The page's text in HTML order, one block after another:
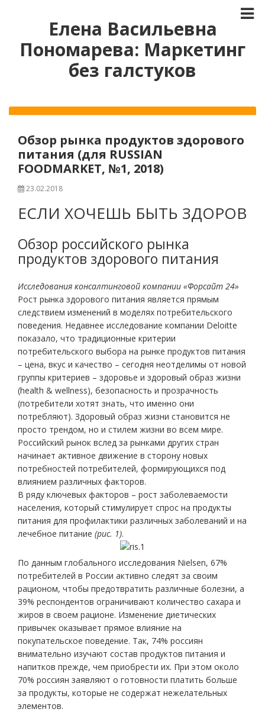
Елена Васильевна
Пономарева: Маркетинг
без галстуков
Обзор рынка продуктов здорового
питания (для RUSSIAN
FOODMARKET, №1, 2018)
23.02.2018
ЕСЛИ ХОЧЕШЬ БЫТЬ ЗДОРОВ
Обзор российского рынка
продуктов здорового питания
Исследования консалтинговой компании «Форсайт 24»
Рост рынка здорового питания является прямым
следствием изменений в моделях потребительского
поведения. Недавнее исследование компании Deloitte
показало, что традиционные критерии
потребительского выбора на рынке продуктов питания
– цена, вкус и качество – сегодня неотделимы от новой
группы критериев – здоровье и здоровый образ жизни
(health & wellness), безопасность и прозрачность
(потребители хотят знать, что именно они
потребляют). Здоровый образ жизни становится не
просто трендом, но и стилем жизни во всем мире.
Российский рынок вслед за рынками других стран
начинает активное движение в сторону новых
потребностей потребителей, формирующихся под
влиянием различных факторов.
В ряду ключевых факторов – рост заболеваемости
населения, который стимулирует спрос на продукты
питания для профилактики различных заболеваний и на
лечебное питание (рис. 1).
По данным глобального исследования Nielsen, 67%
потребителей в России активно следят за своим
рационом, чтобы предотвратить различные болезни, а
39% респондентов ограничивают количество сахара и
жиров в своем рационе. Изменение диетических
привычек оказывает прямое влияние на
покупательское поведение. Так, 74% россиян
внимательно изучают состав продуктов питания и
напитков прежде, чем приобрести их. При этом около
70% россиян заявляют о готовности платить больше
за продукты, которые не содержат нежелательных
элементов.